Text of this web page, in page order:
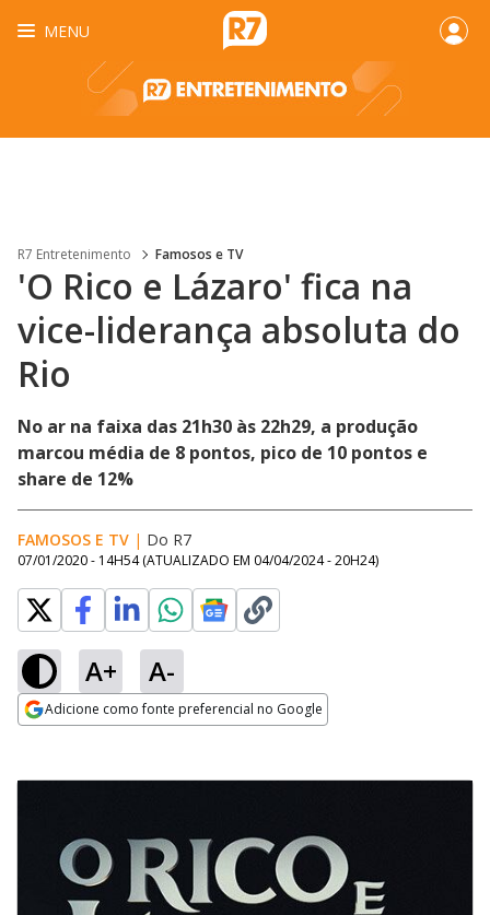
MENU
R7 Entretenimento Famosos e TV
'O Rico e Lázaro' fica na
vice-liderança absoluta do
Rio
No ar na faixa das 21h30 às 22h29, a produção
marcou média de 8 pontos, pico de 10 pontos e
share de 12%
FAMOSOS E TV | Do R7
07/01/2020 - 14H54 (ATUALIZADO EM 04/04/2024 - 20H24)
A+ A-
Adicione como fonte preferencial no Google